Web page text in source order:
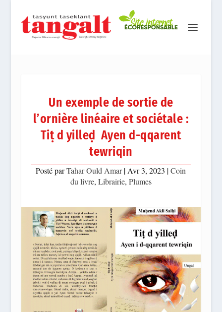
Un exemple de sortie de
l’ornière linéaire et sociétale :
Tiṭ d yilleḍ Ayen d-qqarent
tewriqin
Posté parTahar Ould Amar| Avr 3, 2023 |Coin
du livre, Librairie, Plumes